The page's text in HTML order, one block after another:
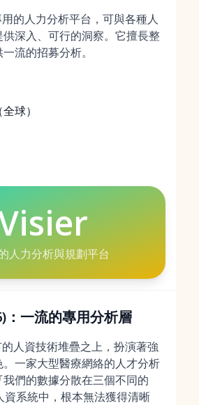
的人力分析平台，可與各種人
深入、可行的洞察。它擅長整
流的招募分析。
球）
人力分析與規劃平台
：一流的專用分析層
人資技術堆疊之上，扮演著強
一家大型醫療網絡的人才分析
們的數據分散在三個不同的
資系統中，根本無法獲得清晰